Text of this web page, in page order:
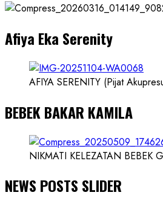
Dokter
Ilmuwan
Afiya Eka Serenity
AFIYA SERENITY (Pijat
BEBEK BAKAR KAMILA
NIKMATI KELEZATAN BEBEK
NEWS POSTS SLIDER